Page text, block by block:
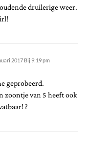
druilerige weer.
2017 Bij 9:19 pm
geprobeerd.
zoontje van 5 heeft ook
?